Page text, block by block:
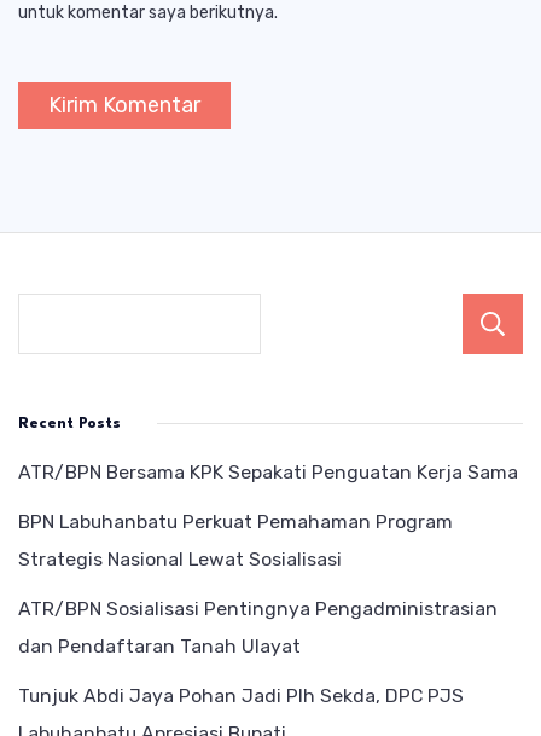
untuk komentar saya berikutnya.
Recent Posts
ATR/BPN Bersama KPK Sepakati Penguatan Kerja Sama
BPN Labuhanbatu Perkuat Pemahaman Program
Strategis Nasional Lewat Sosialisasi
ATR/BPN Sosialisasi Pentingnya Pengadministrasian
dan Pendaftaran Tanah Ulayat
Tunjuk Abdi Jaya Pohan Jadi Plh Sekda, DPC PJS